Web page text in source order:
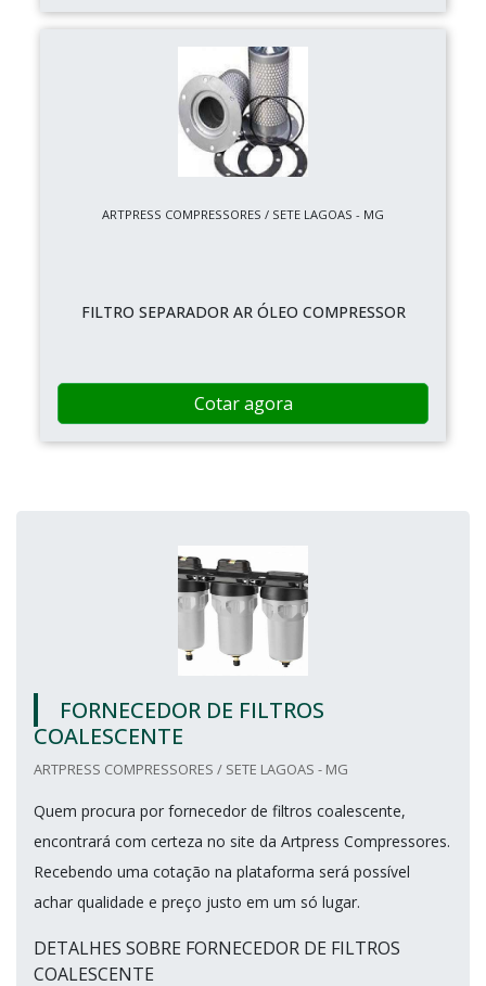
ARTPRESS COMPRESSORES / SETE LAGOAS - MG
FILTRO SEPARADOR AR ÓLEO COMPRESSOR
Cotar agora
FORNECEDOR DE FILTROS
COALESCENTE
ARTPRESS COMPRESSORES / SETE LAGOAS - MG
Quem procura por fornecedor de filtros coalescente,
encontrará com certeza no site da Artpress Compressores.
Recebendo uma cotação na plataforma será possível
achar qualidade e preço justo em um só lugar.
DETALHES SOBRE FORNECEDOR DE FILTROS
COALESCENTE